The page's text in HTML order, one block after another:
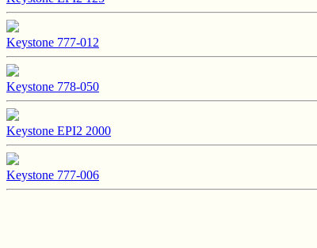
Keystone 777-012
Keystone 778-050
Keystone EPI2 2000
Keystone 777-006